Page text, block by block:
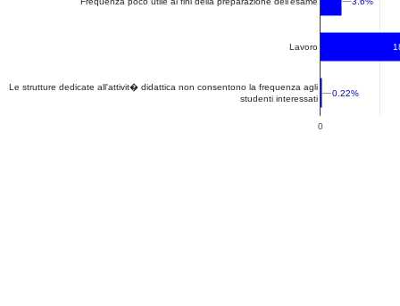
0
Lavoro
Le strutture dedicate all'attivit� didattica non consentono la frequenza agli
studenti interessati
0.22%
0.22%